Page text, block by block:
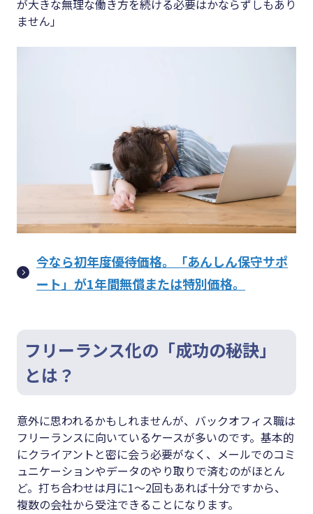
が大きな無理な働き方を続ける必要はかならずしもあり
ません」
今なら初年度優待価格。「あんしん保守サポ
ート」が1年間無償または特別価格。
フリーランス化の「成功の秘訣」
とは？
意外に思われるかもしれませんが、バックオフィス職は
フリーランスに向いているケースが多いのです。基本的
にクライアントと密に会う必要がなく、メールでのコミ
ュニケーションやデータのやり取りで済むのがほとん
ど。打ち合わせは月に1〜2回もあれば十分ですから、
複数の会社から受注できることになります。